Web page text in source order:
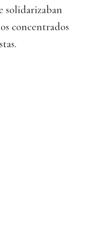
solidarizaban
concentrados